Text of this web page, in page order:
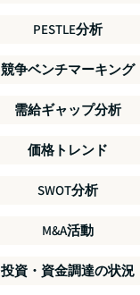
PESTLE分析
競争ベンチマーキング
需給ギャップ分析
価格トレンド
SWOT分析
M&A活動
投資・資金調達の状況